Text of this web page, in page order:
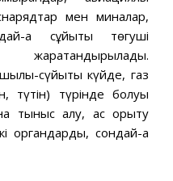
мен миналар,
ақ сұйықтық төгуші
сүйықтық күйде, газ
түтін) түрінде болуы
тыныс алу, ас қорыту
органдарды, сондай-ақ